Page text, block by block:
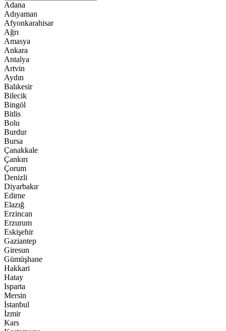
Adana
Adıyaman
Afyonkarahisar
Ağrı
Amasya
Ankara
Antalya
Artvin
Aydın
Balıkesir
Bilecik
Bingöl
Bitlis
Bolu
Burdur
Bursa
Çanakkale
Çankırı
Çorum
Denizli
Diyarbakır
Edirne
Elazığ
Erzincan
Erzurum
Eskişehir
Gaziantep
Giresun
Gümüşhane
Hakkari
Hatay
Isparta
Mersin
İstanbul
İzmir
Kars